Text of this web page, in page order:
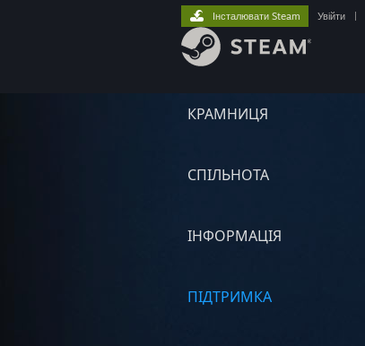
КРАМНИЦЯ
СПІЛЬНОТА
ІНФОРМАЦІЯ
ПІДТРИМКА
Інсталювати Steam Увійти